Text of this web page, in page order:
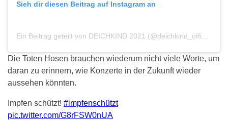
Sieh dir diesen Beitrag auf Instagram an
Die Toten Hosen brauchen wiederum nicht viele Worte, um
daran zu erinnern, wie Konzerte in der Zukunft wieder
aussehen könnten.
Impfen schützt! #impfenschützt
pic.twitter.com/G8rFSW0nUA